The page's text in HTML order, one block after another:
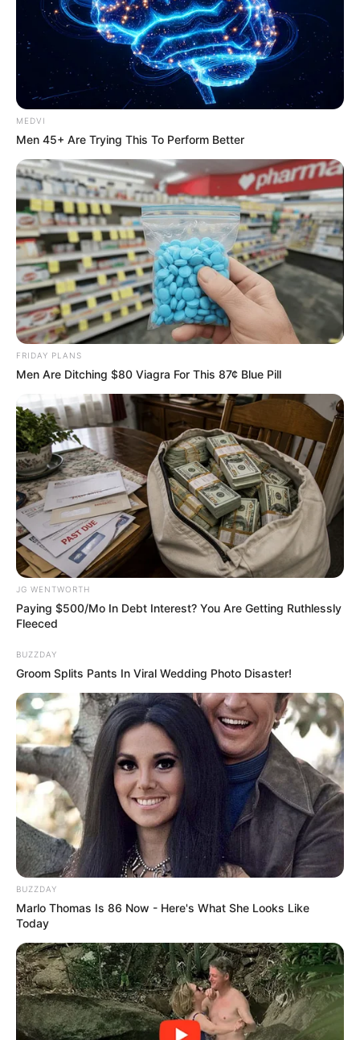
Why this ordinary drink is the secret to feeling your
best every day
CTA LOVE
Are You The Same Alone And With Others? Find Out
BRAINBERRIES
Watch The Most Jaw‑Dropping Figure Skating
Moments
BRAINBERRIES
From Albinos To Polygamists: The World's Most
Unique Families
BRAINBERRIES
This New Will Give You An Erection After +45
MEDVI
Polar Bear Approaches Fishermen - Watch
BUZZDAY
MEDVI
Men 45+ Are Trying This To Perform Better
FRIDAY PLANS
Men Are Ditching $80 Viagra For This 87¢ Blue Pill
JG WENTWORTH
Paying $500/Mo In Debt Interest? You Are Getting Ruthlessly
Fleeced
BUZZDAY
Groom Splits Pants In Viral Wedding Photo Disaster!
BUZZDAY
Marlo Thomas Is 86 Now - Here's What She Looks Like
Today